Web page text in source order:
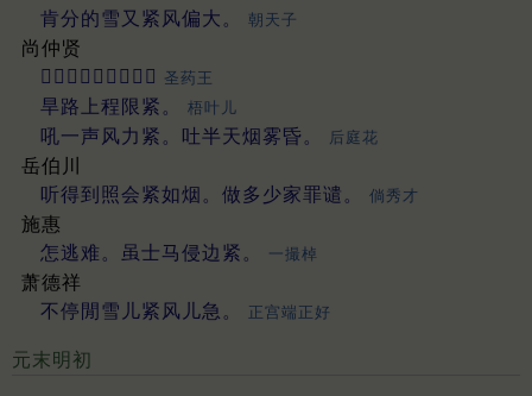
肯分的雪又紧风偏大。
朝天子
尚仲贤
𤥐玎珰鞭槊紧相从。
圣药王
旱路上程限紧。 梧叶儿
吼一声风力紧。吐半天烟雾昏。 后庭花
岳伯川
听得到照会紧如烟。做多少家罪谴。
倘秀才
施惠
怎逃难。虽士马侵边紧。
一撮棹
萧德祥
不停閒雪儿紧风儿急。
正宫端正好
元末明初